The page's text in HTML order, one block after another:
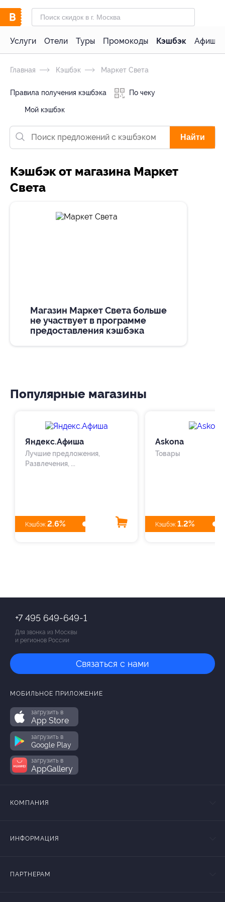
Услуги Отели Туры Промокоды Кэшбэк Афиша
Главная Кэшбэк Маркет Света
Правила получения кэшбэка По чеку
Мой кэшбэк
Найти
Кэшбэк от магазина Маркет
Света
Магазин Маркет Света больше
не участвует в программе
предоставления кэшбэка
Популярные магазины
Яндекс.Афиша
Лучшие предложения,
Развлечения, ...
Кэшбэк 2.6%
Askona
Товары
Кэшбэк 1.2%
+7 495 649-649-1
Для звонка из Москвы
и регионов России
Связаться с нами
МОБИЛЬНОЕ ПРИЛОЖЕНИЕ
загрузить в
App Store
загрузить в
Google Play
загрузить в
AppGallery
КОМПАНИЯ
ИНФОРМАЦИЯ
ПАРТНЕРАМ